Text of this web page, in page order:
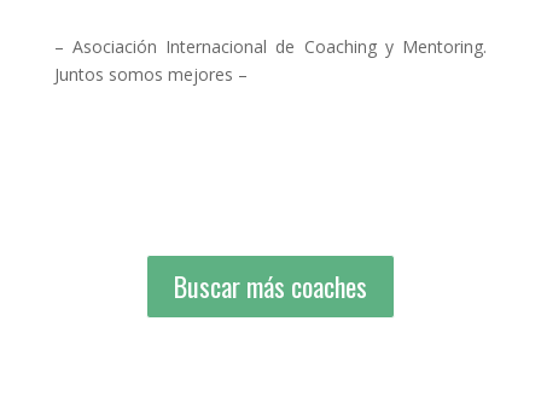
– Asociación Internacional de Coaching y Mentoring.
Juntos somos mejores –
Buscar más coaches